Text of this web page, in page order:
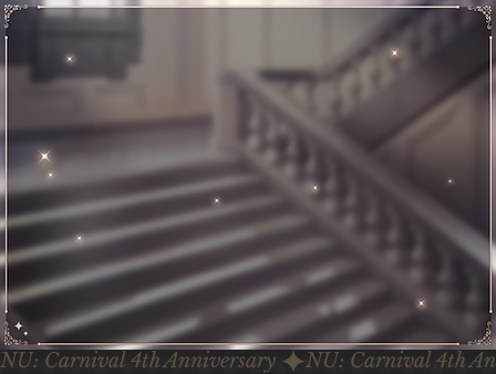
NU: Carnival 4th Anniversary